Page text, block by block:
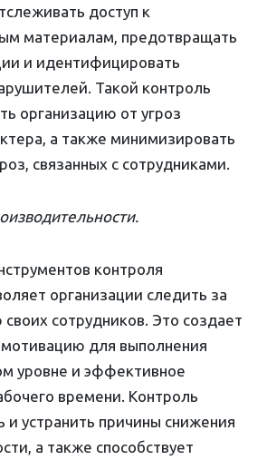
доступ к
материалам, предотвращать
и идентифицировать
Такой контроль
организацию от угроз
а также минимизировать
связанных с сотрудниками.
контроля
организации следить за
сотрудников. Это создает
для выполнения
уровне и эффективное
времени. Контроль
и устранить причины снижения
а также способствует